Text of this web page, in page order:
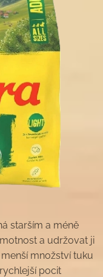
starším a méně
a udržovat ji
množství tuku
pocit